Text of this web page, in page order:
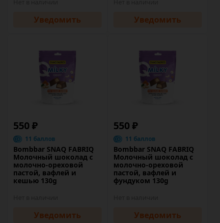
Уведомить Уведомить
550 ₽
11 баллов
Bombbar SNAQ FABRIQ
Молочный шоколад с
молочно-ореховой
пастой, вафлей и
кешью 130g
Уведомить
550 ₽
11 баллов
Bombbar SNAQ FABRIQ
Молочный шоколад с
молочно-ореховой
пастой, вафлей и
фундуком 130g
Уведомить